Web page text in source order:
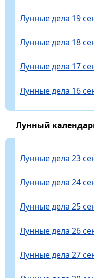
Лунные дела 19
Лунные дела 18
Лунные дела 17
Лунные дела 16
Лунный
Лунные дела 23
Лунные дела 24
Лунные дела 25
Лунные дела 26
Лунные дела 27